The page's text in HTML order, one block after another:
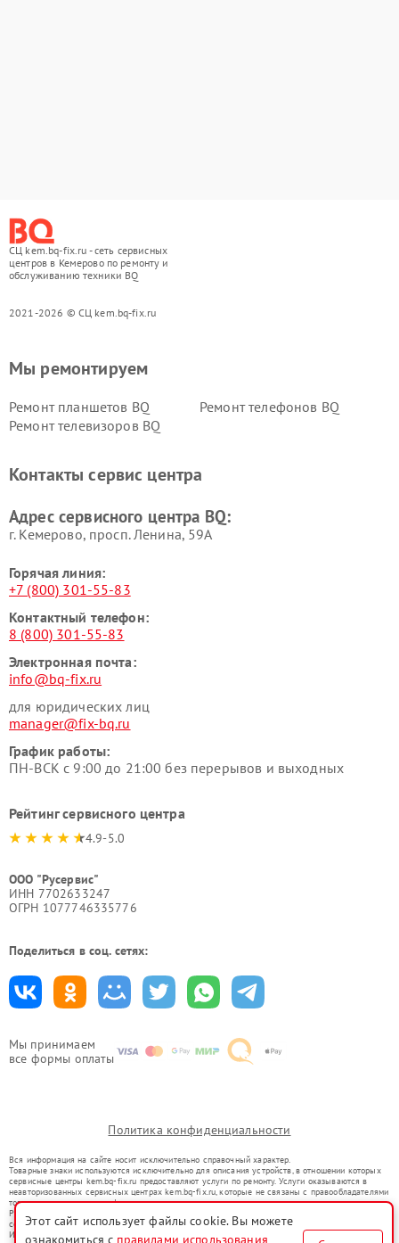
СЦ kem.bq-fix.ru - сеть сервисных
центров в Кемерово по ремонту и
обслуживанию техники BQ
2021-2026 © СЦ kem.bq-fix.ru
Мы принимаем
все формы оплаты
Мы ремонтируем
Ремонт планшетов BQ
Ремонт телефонов BQ
Ремонт телевизоров BQ
Контакты сервис центра
Адрес сервисного центра BQ:
г. Кемерово, просп. Ленина, 59А
Горячая линия:
+7 (800) 301-55-83
Контактный телефон:
8 (800) 301-55-83
Электронная почта:
info@bq-fix.ru
для юридических лиц
manager@fix-bq.ru
График работы:
ПН-ВСК с 9:00 до 21:00 без перерывов и выходных
Рейтинг сервисного центра
4.9-5.0
ООО "Русервис"
ИНН 7702633247
ОГРН 1077746335776
Поделиться в соц. сетях:
Политика конфиденциальности
Вся информация на сайте носит исключительно справочный характер.
Товарные знаки используются исключительно для описания устройств, в отношении которых
сервисные центры kem.bq-fix.ru предоставляют услуги по ремонту. Услуги оказываются в
неавторизованных сервисных центрах kem.bq-fix.ru, которые не связаны с правообладателями
товарных знаков или их официальными представителями.
Ремонт осуществляется для устройств, уже введенных в гражданский оборот в соответствии
со статьей 1487 ГК РФ.
Использование товарных знаков не преследует цели индивидуализации услуг или введения
Этот сайт использует файлы cookie. Вы можете
ознакомиться с правилами использования